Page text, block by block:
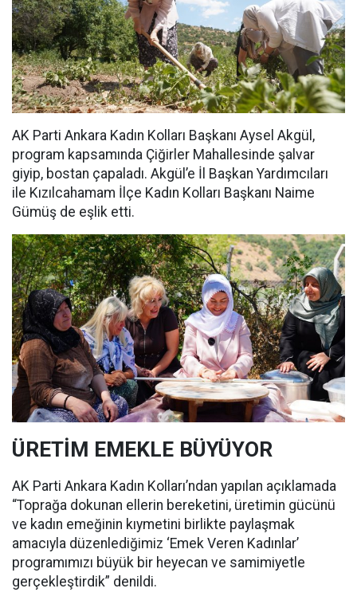
AK Parti Ankara Kadın Kolları Başkanı Aysel Akgül,
program kapsamında Çiğirler Mahallesinde şalvar
giyip, bostan çapaladı. Akgül’e İl Başkan Yardımcıları
ile Kızılcahamam İlçe Kadın Kolları Başkanı Naime
Gümüş de eşlik etti.
ÜRETİM EMEKLE BÜYÜYOR
AK Parti Ankara Kadın Kolları’ndan yapılan açıklamada
“Toprağa dokunan ellerin bereketini, üretimin gücünü
ve kadın emeğinin kıymetini birlikte paylaşmak
amacıyla düzenlediğimiz ‘Emek Veren Kadınlar’
programımızı büyük bir heyecan ve samimiyetle
gerçekleştirdik” denildi.